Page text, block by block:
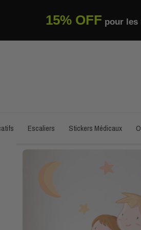
15% OFF pour les
Escaliers Stickers Médicaux